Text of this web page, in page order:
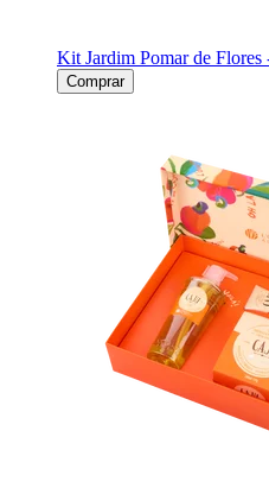
Kit Jardim Pomar de
Comprar